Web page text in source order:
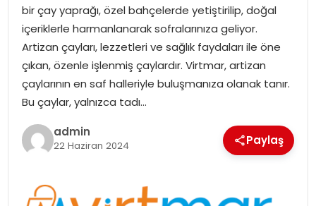
bir çay yaprağı, özel bahçelerde yetiştirilip, doğal
içeriklerle harmanlanarak sofralarınıza geliyor.
Artizan çayları, lezzetleri ve sağlık faydaları ile öne
çıkan, özenle işlenmiş çaylardır. Virtmar, artizan
çaylarının en saf halleriyle buluşmanıza olanak tanır.
Bu çaylar, yalnızca tadı…
admin
22 Haziran 2024 Paylaş